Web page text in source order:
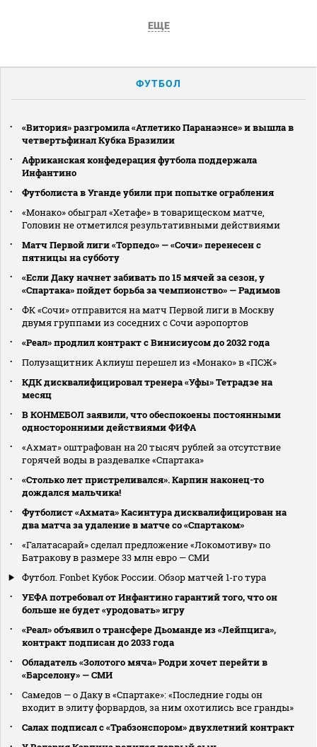
ЕЩЕ
ФУТБОЛ
«Витория» разгромила «Атлетико Паранаэнсе» и вышла в
четвертьфинал Кубка Бразилии
Африканская конфедерация футбола поддержала
Инфантино
Футболиста в Уганде убили при попытке ограбления
«Монако» обыграл «Хетафе» в товарищеском матче,
Головин не отметился результативными действиями
Матч Первой лиги «Торпедо» — «Сочи» перенесен с
пятницы на субботу
«Если Даку начнет забивать по 15 мячей за сезон, у
«Спартака» пойдет борьба за чемпионство» — Радимов
ФК «Сочи» отправится на матч Первой лиги в Москву
двумя группами из соседних с Сочи аэропортов
«Реал» продлил контракт с Винисиусом до 2032 года
Полузащитник Аклиуш перешел из «Монако» в «ПСЖ»
КДК дисквалифицировал тренера «Уфы» Тетрадзе на
месяц
В КОНМЕБОЛ заявили, что обеспокоены постоянными
односторонними действиями ФИФА
«Ахмат» оштрафован на 20 тысяч рублей за отсутствие
горячей воды в раздевалке «Спартака»
«Столько лет пристреливался». Карпин наконец-то
дождался мальчика!
Футболист «Ахмата» Касинтура дисквалифицирован на
два матча за удаление в матче со «Спартаком»
«Галатасарай» сделал предложение «Локомотиву» по
Батракову в размере 33 млн евро — СМИ
Футбол. Fonbet Кубок России. Обзор матчей 1-го тура
УЕФА потребовал от Инфантино гарантий того, что он
больше не будет «уродовать» игру
«Реал» объявил о трансфере Дьоманде из «Лейпцига»,
контракт подписан до 2033 года
Обладатель «Золотого мяча» Родри хочет перейти в
«Барселону» — СМИ
Самедов — о Даку в «Спартаке»: «Последние годы он
входит в элиту форвардов, за ним охотились все гранды»
Салах подписал с «Трабзонспором» двухлетний контракт